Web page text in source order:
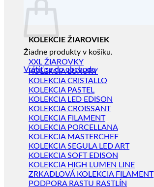
Žiadne produkty v košíku.
Vrátiť sa do obchodu
KOLEKCIE ŽIAROVIEK
XXL ŽIAROVKY
KOLEKCIA LUXURY
KOLEKCIA CRISTALLO
KOLEKCIA PASTEL
KOLEKCIA LED EDISON
KOLEKCIA CROISSANT
KOLEKCIA FILAMENT
KOLEKCIA PORCELLANA
KOLEKCIA MASTERCHEF
KOLEKCIA SEGULA LED ART
KOLEKCIA SOFT EDISON
KOLEKCIA HIGH LUMEN LINE
ZRKADLOVÁ KOLEKCIA FILAMENT
PODPORA RASTU RASTLÍN